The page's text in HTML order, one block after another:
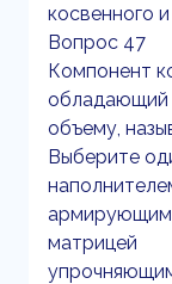
косвенного
Вопрос 47
Компонент
обладающий
объему,
Выберите
армирующим
матрицей